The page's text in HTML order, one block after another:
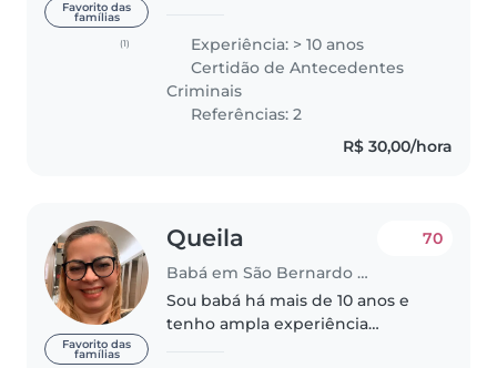
Favorito das
famílias
(1)
diferentes faixas etárias e
necessidades. Experiência em
residências familiares, sempre..
Experiência: > 10 anos
Certidão de Antecedentes
Criminais
Referências: 2
R$ 30,00/hora
Favorito das
famílias
Queila
Babá em São Bernardo do Campo
70
Sou babá há mais de 10 anos e
tenho ampla experiência